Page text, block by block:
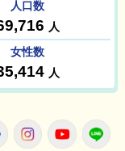
FacebookInstagram